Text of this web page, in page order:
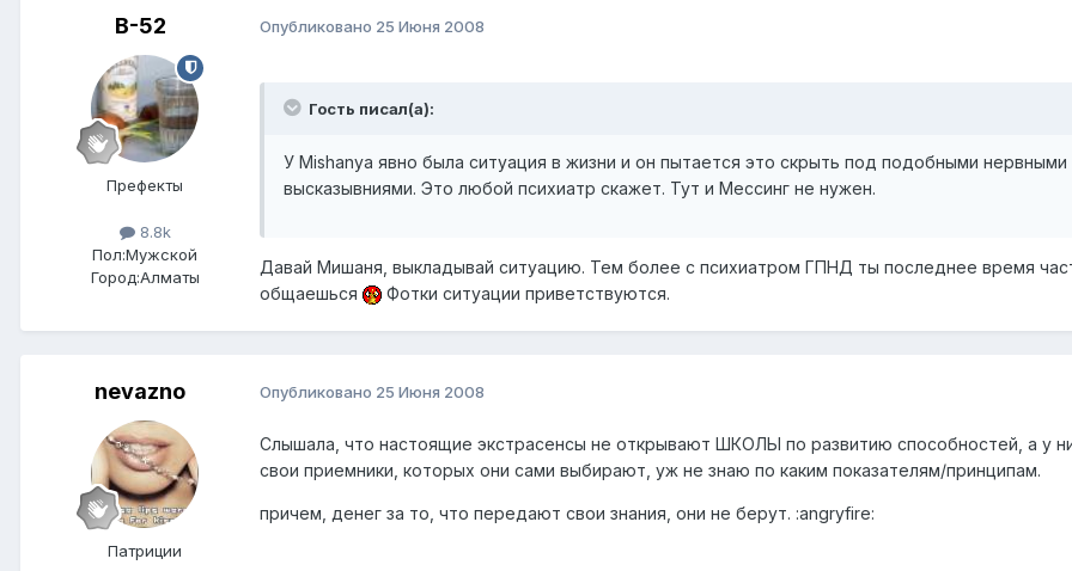
B-52
Префекты
8.8k
Пол:Мужской
Город:Алматы
Опубликовано 25 Июня 2008
Гость писал(а):
У Mishanya явно была ситуация в жизни и он пытается это скрыть под подобными нервными
высказывниями. Это любой психиатр скажет. Тут и Мессинг не нужен.
Давай Мишаня, выкладывай ситуацию. Тем более с психиатром ГПНД ты последнее время
общаешься
Фотки ситуации приветствуются.
nevazno
Патриции
Опубликовано 25 Июня 2008
Слышала, что настоящие экстрасенсы не открывают ШКОЛЫ по развитию способностей, а у
свои приемники, которых они сами выбирают, уж не знаю по каким показателям/принципам.
причем, денег за то, что передают свои знания, они не берут. :angryfire: